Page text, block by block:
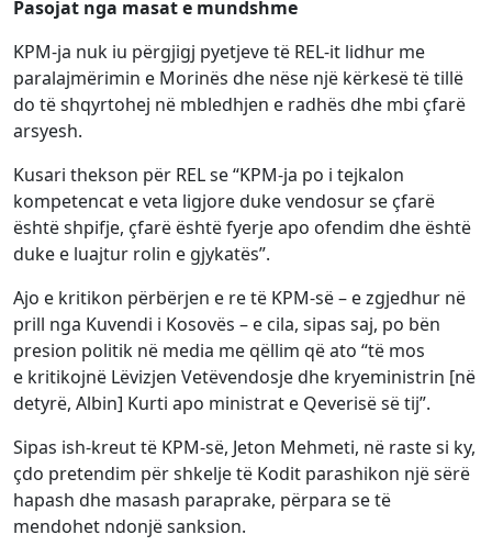
Pasojat nga masat e mundshme
KPM-ja nuk iu përgjigj pyetjeve të REL-it lidhur me
paralajmërimin e Morinës dhe nëse një kërkesë të tillë
do të shqyrtohej në mbledhjen e radhës dhe mbi çfarë
arsyesh.
Kusari thekson për REL se “KPM-ja po i tejkalon
kompetencat e veta ligjore duke vendosur se çfarë
është shpifje, çfarë është fyerje apo ofendim dhe është
duke e luajtur rolin e gjykatës”.
Ajo e kritikon përbërjen e re të KPM-së – e zgjedhur në
prill nga Kuvendi i Kosovës – e cila, sipas saj, po bën
presion politik në media me qëllim që ato “të mos
e kritikojnë Lëvizjen Vetëvendosje dhe kryeministrin [në
detyrë, Albin] Kurti apo ministrat e Qeverisë së tij”.
Sipas ish-kreut të KPM-së, Jeton Mehmeti, në raste si ky,
çdo pretendim për shkelje të Kodit parashikon një sërë
hapash dhe masash paraprake, përpara se të
mendohet ndonjë sanksion.